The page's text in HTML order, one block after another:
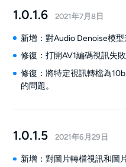
1.0.1.6 2021年7月8日
新增：對Audio Denoise模型
修復：打開AV1編碼視訊失敗
修復：將特定視訊轉檔為
的問題。
1.0.1.5 2021年6月29日
新增：對圖片轉檔視訊和圖